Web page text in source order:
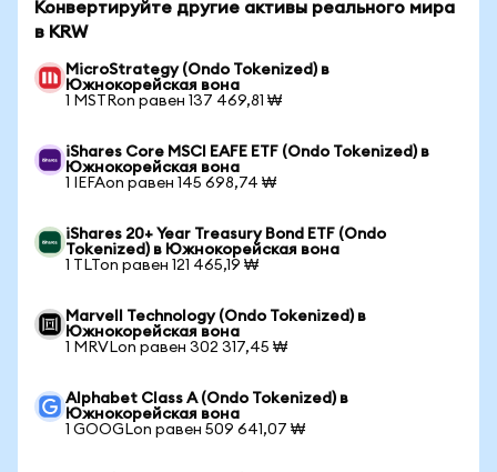
Конвертируйте другие активы реального мира
в KRW
MicroStrategy (Ondo Tokenized) в
Южнокорейская вона
1 MSTRon равен 137 469,81 ₩
iShares Core MSCI EAFE ETF (Ondo Tokenized) в
Южнокорейская вона
1 IEFAon равен 145 698,74 ₩
iShares 20+ Year Treasury Bond ETF (Ondo
Tokenized) в Южнокорейская вона
1 TLTon равен 121 465,19 ₩
Marvell Technology (Ondo Tokenized) в
Южнокорейская вона
1 MRVLon равен 302 317,45 ₩
Alphabet Class A (Ondo Tokenized) в
Южнокорейская вона
1 GOOGLon равен 509 641,07 ₩